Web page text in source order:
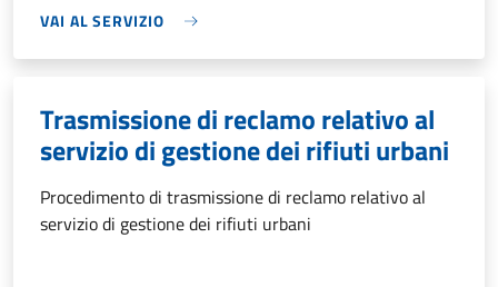
VAI AL SERVIZIO
Trasmissione di reclamo relativo al
servizio di gestione dei rifiuti urbani
Procedimento di trasmissione di reclamo relativo al
servizio di gestione dei rifiuti urbani